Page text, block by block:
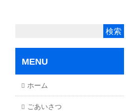
MENU
ホーム
ごあいさつ